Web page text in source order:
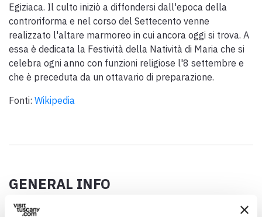
Egiziaca. Il culto iniziò a diffondersi dall'epoca della
controriforma e nel corso del Settecento venne
realizzato l'altare marmoreo in cui ancora oggi si trova. A
essa è dedicata la Festività della Natività di Maria che si
celebra ogni anno con funzioni religiose l'8 settembre e
che è preceduta da un ottavario di preparazione.
Fonti: Wikipedia
GENERAL INFO
Address